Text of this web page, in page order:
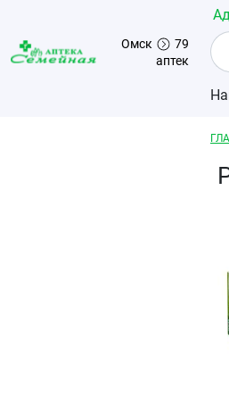
Перейти к основному содержанию
Омск
79
аптек